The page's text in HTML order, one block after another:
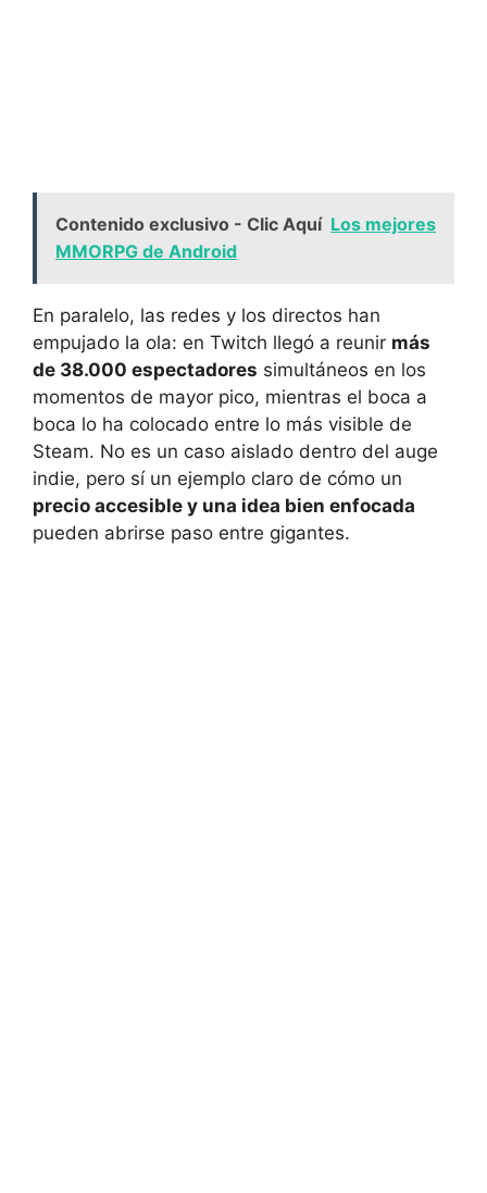
Contenido exclusivo - Clic Aquí Los mejores
MMORPG de Android
En paralelo, las redes y los directos han
empujado la ola: en Twitch llegó a reunir más
de 38.000 espectadores simultáneos en los
momentos de mayor pico, mientras el boca a
boca lo ha colocado entre lo más visible de
Steam. No es un caso aislado dentro del auge
indie, pero sí un ejemplo claro de cómo un
precio accesible y una idea bien enfocada
pueden abrirse paso entre gigantes.